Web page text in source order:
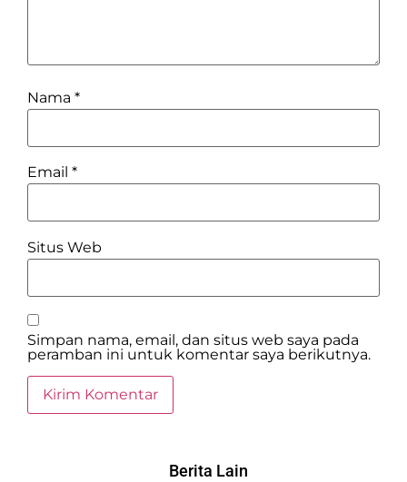
Nama *
Email *
Situs Web
Simpan nama, email, dan situs web saya pada
peramban ini untuk komentar saya berikutnya.
Berita Lain